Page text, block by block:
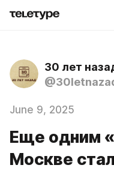
30 лет
June 9, 2025
Еще одним
Москве